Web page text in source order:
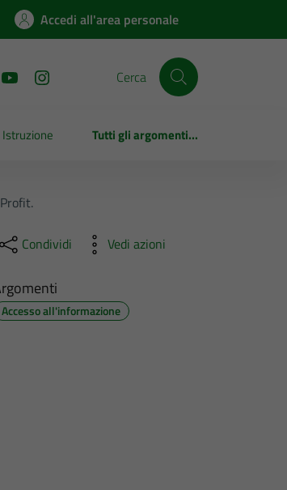
Accedi all'area personale
Cerca
Istruzione Tutti gli argomenti...
Condividi Vedi azioni
Accesso all'informazione